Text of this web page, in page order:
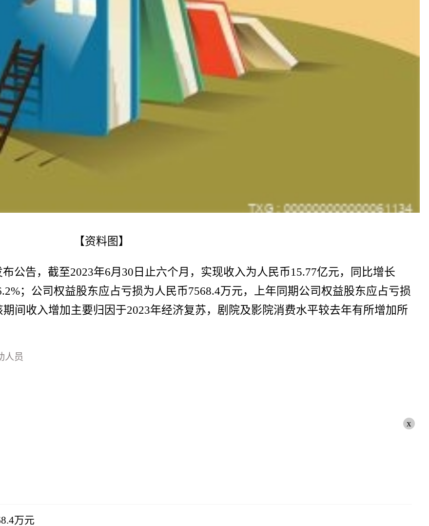
【资料图】
公告，截至2023年6月30日止六个月，实现收入为人民币15.77亿元，同比增长
；公司权益股东应占亏损为人民币7568.4万元，上年同期公司权益股东应占亏损
间收入增加主要归因于2023年经济复苏，剧院及影院消费水平较去年有所增加所
人员
x
万元